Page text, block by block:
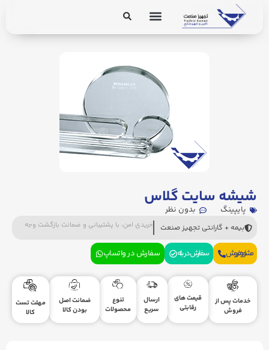
شیشه سایت گلاس
پایپینگ بدون نظر
بیمه + گارانتی تجهیز صنعت خریدی امن، با پشتیبانی و ضمانت بازگشت وجه
مشاوره فروش سفارش در بله سفارش در واتساپ
خدمات پس از
فروش
قیمت های
رقابتی
ارسال
سریع
تنوع
محصولات
ضمانت اصل
بودن کالا
مهلت تست
کالا